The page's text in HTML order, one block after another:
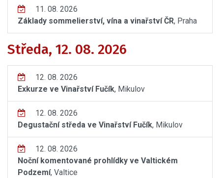
11. 08. 2026
Základy sommelierství, vína a vinařství ČR, Praha
Středa, 12. 08. 2026
12. 08. 2026
Exkurze ve Vinařství Fučík, Mikulov
12. 08. 2026
Degustační středa ve Vinařství Fučík, Mikulov
12. 08. 2026
Noční komentované prohlídky ve Valtickém
Podzemí, Valtice